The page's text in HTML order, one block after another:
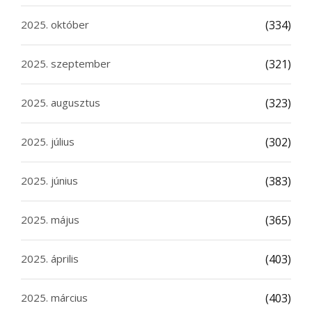
2025. október (334)
2025. szeptember (321)
2025. augusztus (323)
2025. július (302)
2025. június (383)
2025. május (365)
2025. április (403)
2025. március (403)